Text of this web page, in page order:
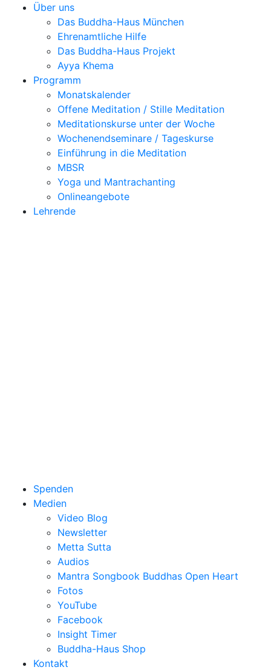
Über uns
Das Buddha-Haus München
Ehrenamtliche Hilfe
Das Buddha-Haus Projekt
Ayya Khema
Programm
Monatskalender
Offene Meditation / Stille Meditation
Meditationskurse unter der Woche
Wochenendseminare / Tageskurse
Einführung in die Meditation
MBSR
Yoga und Mantrachanting
Onlineangebote
Lehrende
Spenden
Medien
Video Blog
Newsletter
Metta Sutta
Audios
Mantra Songbook Buddhas Open Heart
Fotos
YouTube
Facebook
Insight Timer
Buddha-Haus Shop
Kontakt